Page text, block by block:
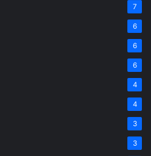
7
6
6
6
4
4
3
3